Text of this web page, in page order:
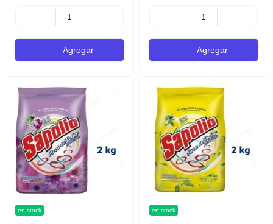
Agregar Agregar
en stock en stock